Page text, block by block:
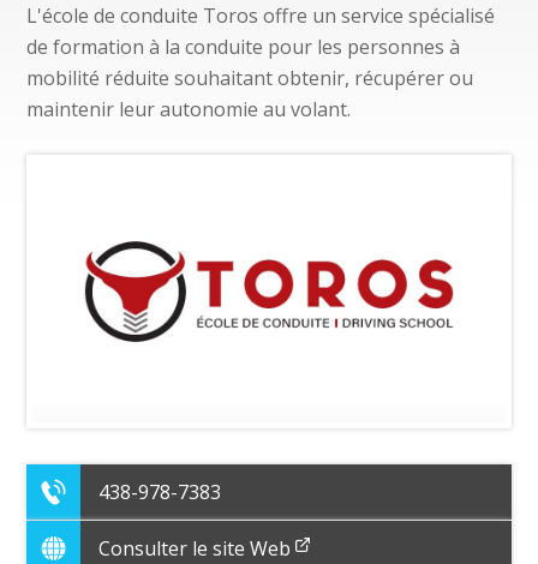
L'école de conduite Toros offre un service spécialisé
de formation à la conduite pour les personnes à
mobilité réduite souhaitant obtenir, récupérer ou
maintenir leur autonomie au volant.
438-978-7383
Consulter le site Web